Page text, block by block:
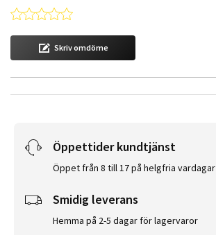
0.0 star rating
Skriv omdöme
Öppettider kundtjänst
Öppet från 8 till 17 på helgfria vardagar
Smidig leverans
Hemma på 2-5 dagar för lagervaror